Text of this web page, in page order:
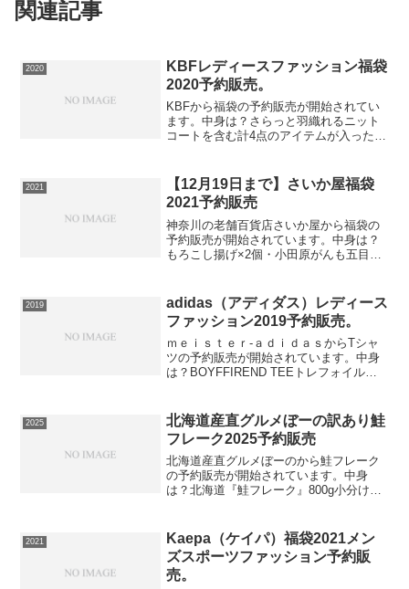
関連記事
2020
KBFレディースファッション福袋
2020予約販売。
KBFから福袋の予約販売が開始されてい
ます。中身は？さらっと羽織れるニット
コートを含む計4点のアイテムが入った
し力も高いので大活躍が期待できます
ね。【Rakute...
2021
【12月19日まで】さいか屋福袋
2021予約販売
神奈川の老舗百貨店さいか屋から福袋の
予約販売が開始されています。中身は？
もろこし揚げ×2個・小田原がんも五目・
ら揚げ・イワシつみれ・いかっ子・味し
めじ・ばくだん・福袋・れ...
2019
adidas（アディダス）レディース
ファッション2019予約販売。
ｍｅｉｓｔｅｒ-ａｄｉｄａｓからTシャ
ツの予約販売が開始されています。中身
は？BOYFFIREND TEEトレフォイルア
TEE」は、肩から袖にかけてスリースト
ライ...
2025
北海道産直グルメぼーの訳あり鮭
フレーク2025予約販売
北海道産直グルメぼーのから鮭フレーク
の予約販売が開始されています。中身
は？北海道『鮭フレーク』800g小分け冷
レークです！お弁当・おにぎり・チャー
ハン・お惣菜に大活...
2021
Kaepa（ケイパ）福袋2021メン
ズスポーツファッション予約販
売。